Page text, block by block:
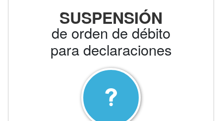
SUSPENSIÓN
de orden de débito
para declaraciones